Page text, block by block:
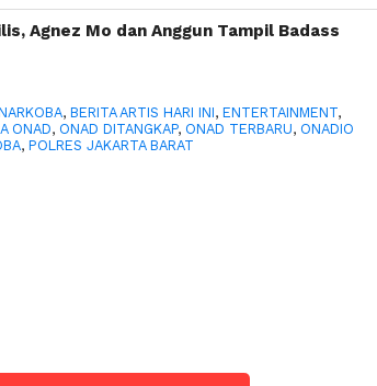
Agnez Mo dan Anggun Tampil Badass
,BERITA ARTIS HARI INI,ENTERTAINMENT,
ONAD, ONAD DITANGKAP, ONAD TERBARU, ONADIO
,POLRES JAKARTA BARAT